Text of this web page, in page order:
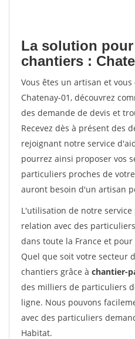
La solution
chantiers :
Vous êtes un artisan et
Chatenay-01, découvrez
des demande de devis et
Recevez dès à présent des
rejoignant notre service
pourrez ainsi proposer vos
particuliers proches de
auront besoin d'un artisan
L'utilisation de notre
relation avec des
dans toute la France et
Quel que soit votre secteur
chantiers grâce à chantier-
des milliers de particuliers
ligne. Nous pouvons
avec des particuliers
Habitat.